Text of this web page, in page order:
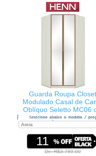
Guarda Roupa Closet
Modulado Casal de
Oblíquo Seletto MC06
Portas c/Espelho e 3
11
De: R$3.789,00